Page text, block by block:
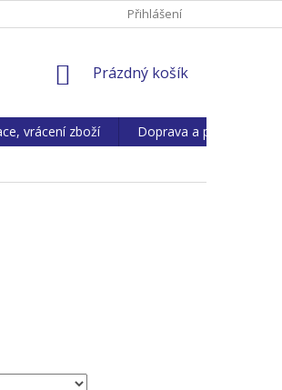
REKLAMACE, VRÁCENÍ ZBOŽÍPřihlášení
NÁKUPNÍ
Prázdný košík
vrácení zboží Doprava a platba